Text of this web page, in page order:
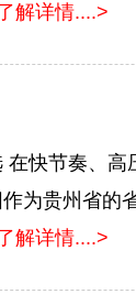
解详情....>
快节奏、高
为贵州省的
解详情....>